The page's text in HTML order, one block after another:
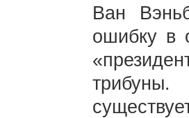
Ван
ошибку в